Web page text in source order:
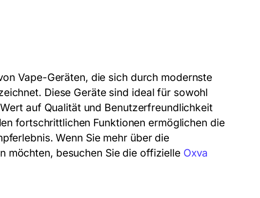
Vape-Geräten, die sich durch modernste
Diese Geräte sind ideal für sowohl
auf Qualität und Benutzerfreundlichkeit
fortschrittlichen Funktionen ermöglichen die
Wenn Sie mehr über die
möchten, besuchen Sie die offizielle Oxva